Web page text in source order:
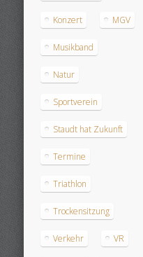
Konzert MGV
Musikband
Natur
Sportverein
Staudt hat Zukunft
Termine
Triathlon
Trockensitzung
Verkehr VR